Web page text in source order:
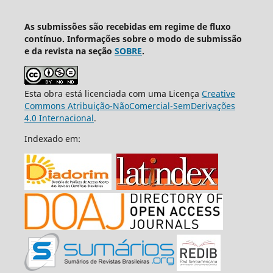
As submissões são recebidas em regime de fluxo
contínuo. Informações sobre o modo de submissão
e da revista na seção SOBRE.
Esta obra está licenciada com uma Licença Creative
Commons Atribuição-NãoComercial-SemDerivações
4.0 Internacional.
Indexado em: